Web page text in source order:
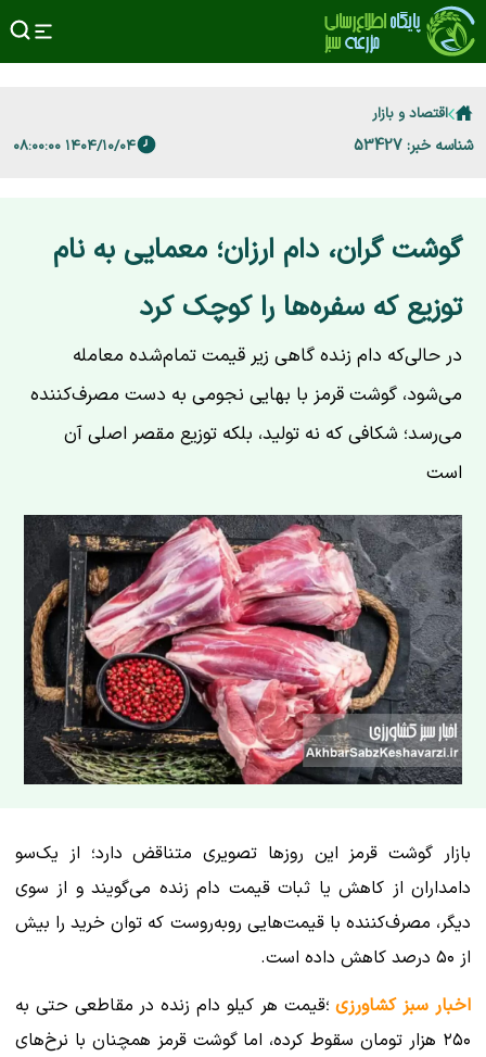
اقتصاد و بازار
شناسه خبر: 53427 ۱۴۰۴/۱۰/۰۴ ۰۸:۰۰:۰۰
گوشت گران، دام ارزان؛ معمایی به نام
توزیع که سفره‌ها را کوچک کرد
در حالی‌که دام زنده گاهی زیر قیمت تمام‌شده معامله
می‌شود، گوشت قرمز با بهایی نجومی به دست مصرف‌کننده
می‌رسد؛ شکافی که نه تولید، بلکه توزیع مقصر اصلی آن
است
بازار گوشت قرمز این روزها تصویری متناقض دارد؛ از یک‌سو
دامداران از کاهش یا ثبات قیمت دام زنده می‌گویند و از سوی
دیگر، مصرف‌کننده با قیمت‌هایی روبه‌روست که توان خرید را بیش
از ۵۰ درصد کاهش داده است.
اخبار سبز کشاورزی؛قیمت هر کیلو دام زنده در مقاطعی حتی به
۲۵۰ هزار تومان سقوط کرده، اما گوشت قرمز همچنان با نرخ‌های